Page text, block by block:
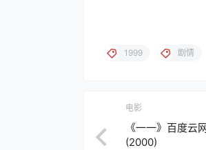
1999 剧情
电影
《一一》百度云
(2000)